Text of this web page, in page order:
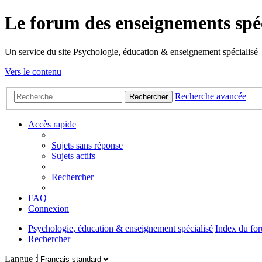
Le forum des enseignements
Un service du site Psychologie, éducation & enseignement spécialisé
Vers le contenu
Rechercher Recherche avancée
Accès rapide
Sujets sans réponse
Sujets actifs
Rechercher
FAQ
Connexion
Psychologie, éducation & enseignement spécialisé Index du
Rechercher
Langue :